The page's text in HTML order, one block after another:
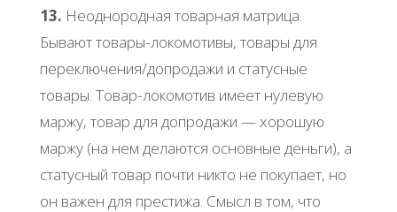
13. Неоднородная товарная матрица.
Бывают товары-локомотивы, товары для
переключения/допродажи и статусные
товары. Товар-локомотив имеет нулевую
маржу, товар для допродажи — хорошую
маржу (на нем делаются основные деньги), а
статусный товар почти никто не покупает, но
он важен для престижа. Смысл в том, что